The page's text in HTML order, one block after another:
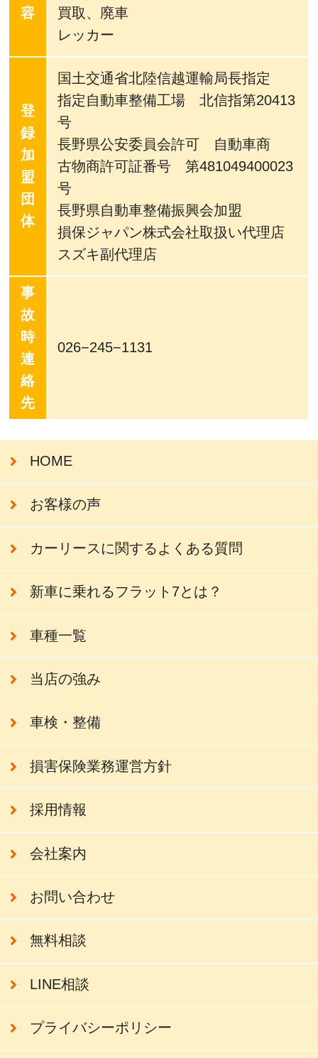
容
買取、廃車
レッカー
登
録
加
盟
団
体
国土交通省北陸信越運輸局長指定
指定自動車整備工場 北信指第20413
号
長野県公安委員会許可 自動車商
古物商許可証番号 第481049400023
号
長野県自動車整備振興会加盟
損保ジャパン株式会社取扱い代理店
スズキ副代理店
事
故
時
連
絡
先
026−245−1131
HOME
お客様の声
カーリースに関するよくある質問
新車に乗れるフラット7とは？
車種一覧
当店の強み
車検・整備
損害保険業務運営方針
採用情報
会社案内
お問い合わせ
無料相談
LINE相談
プライバシーポリシー